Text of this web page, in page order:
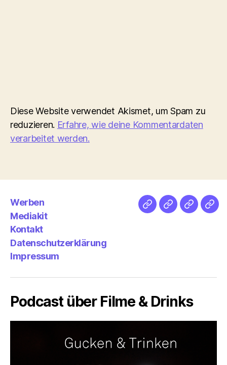
Diese Website verwendet Akismet, um Spam zu
reduzieren. Erfahre, wie deine Kommentardaten
verarbeitet werden.
Werben
Mediakit
Kontakt
Datenschutzerklärung
Impressum
NetzMedien
Podcast über Filme & Drinks